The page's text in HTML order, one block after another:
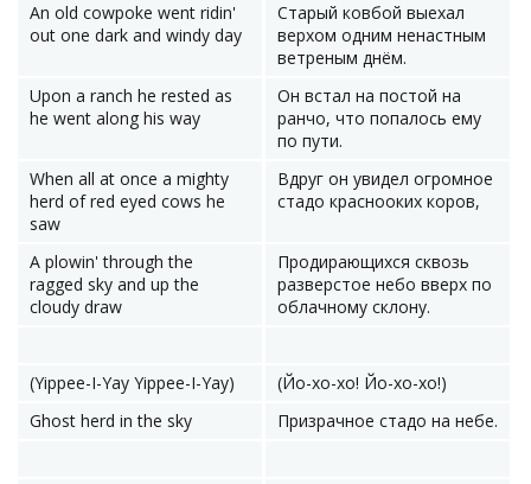
An old cowpoke went ridin'
out one dark and windy day
Старый ковбой выехал
верхом одним ненастным
ветреным днём.
Upon a ranch he rested as
he went along his way
Он встал на постой на
ранчо, что попалось ему
по пути.
When all at once a mighty
herd of red eyed cows he
saw
Вдруг он увидел огромное
стадо краснооких коров,
A plowin' through the
ragged sky and up the
cloudy draw
Продирающихся сквозь
разверстое небо вверх по
облачному склону.
(Yippee-I-Yay Yippee-I-Yay)
(Йо-хо-хо! Йо-хо-хо!)
Ghost herd in the sky
Призрачное стадо на небе.